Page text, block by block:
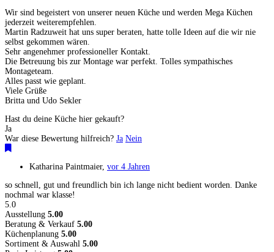
Wir sind begeistert von unserer neuen Küche und werden Mega Küchen
jederzeit weiterempfehlen.
Martin Radzuweit hat uns super beraten, hatte tolle Ideen auf die wir nie
selbst gekommen wären.
Sehr angenehmer professioneller Kontakt.
Die Betreuung bis zur Montage war perfekt. Tolles sympathisches
Montageteam.
Alles passt wie geplant.
Viele Grüße
Britta und Udo Sekler
Hast du deine Küche hier gekauft?
Ja
War diese Bewertung hilfreich? Ja Nein
Katharina Paintmaier, vor 4 Jahren
so schnell, gut und freundlich bin ich lange nicht bedient worden. Danke
nochmal war klasse!
5.0
Ausstellung 5.00
Beratung & Verkauf 5.00
Küchenplanung 5.00
Sortiment & Auswahl 5.00